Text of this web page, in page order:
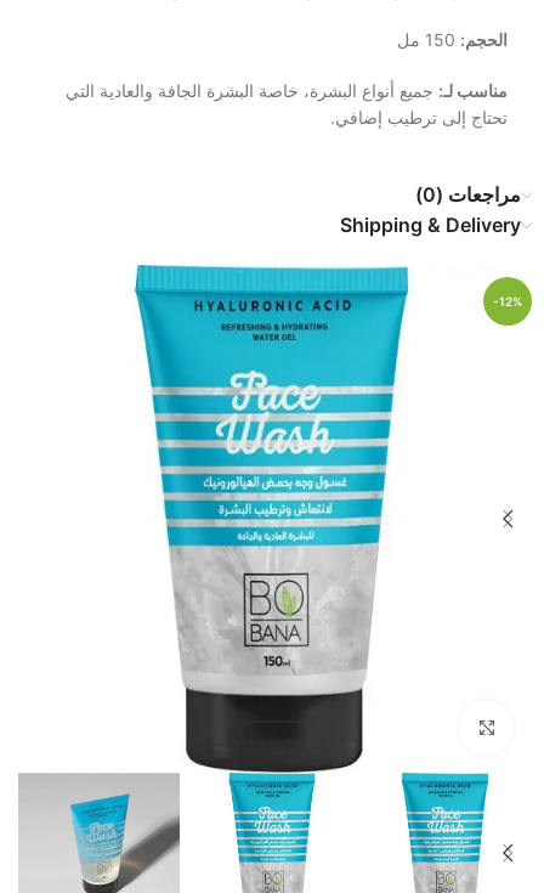
الحجم:
مناسب لـ: جميع أنواع البشرة، خاصة البشرة الجافة والعادية التي
تحتاج إلى ترطيب إضافي.
مراجعات (0)
Shipping & Delivery
-12%